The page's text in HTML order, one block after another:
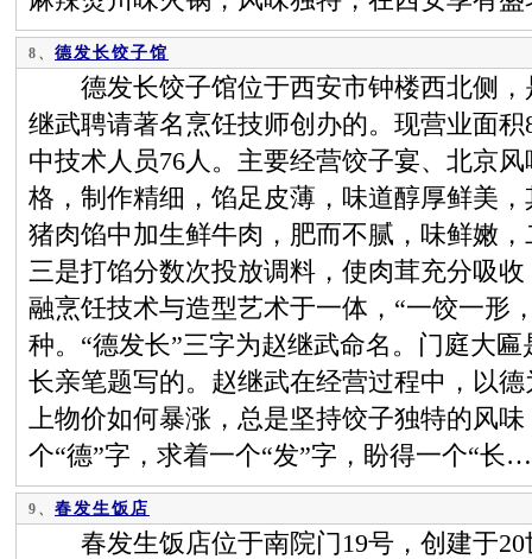
8、 德发长饺子馆
德发长饺子馆位于西安市钟楼西北侧，
继武聘请著名烹饪技师创办的。现营业面积
中技术人员76人。主要经营饺子宴、北京
格，制作精细，馅足皮薄，味道醇厚鲜美
猪肉馅中加生鲜牛肉，肥而不腻，味鲜嫩
三是打馅分数次投放调料，使肉茸充分吸
融烹饪技术与造型艺术于一体，“一饺一形
种。“德发长”三字为赵继武命名。门庭大
长亲笔题写的。赵继武在经营过程中，以
上物价如何暴涨，总是坚持饺子独特的风
个“德”字，求着一个“发”字，盼得一个“
9、 春发生饭店
春发生饭店位于南院门19号，创建于20